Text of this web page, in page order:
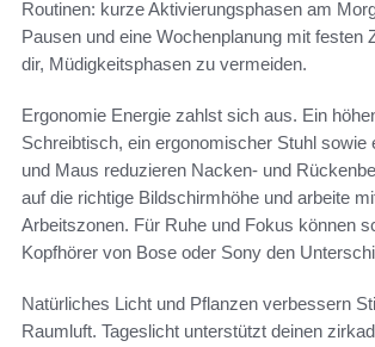
Routinen: kurze Aktivierungsphasen am
Pausen und eine Wochenplanung mit festen
dir, Müdigkeitsphasen zu vermeiden.
Ergonomie Energie zahlst sich aus. Ein
Schreibtisch, ein ergonomischer Stuhl sowie
und Maus reduzieren Nacken‑ und
auf die richtige Bildschirmhöhe und arbeite
Arbeitszonen. Für Ruhe und Fokus können
Kopfhörer von Bose oder Sony den
Natürliches Licht und Pflanzen verbessern
Raumluft. Tageslicht unterstützt deinen